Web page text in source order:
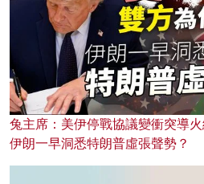
兔主席：美伊停戰協議變衝突導
伊朗一早洞悉特朗普虛張聲勢？